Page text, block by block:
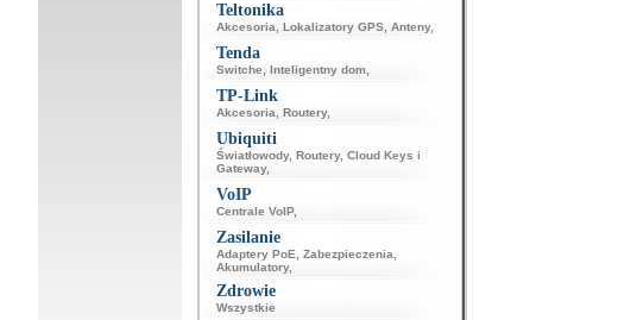
Teltonika
Akcesoria Lokalizatory GPS, Anteny,
Tenda
Switche Inteligentny dom,
TP-Link
Akcesoria Routery,
Ubiquiti
Światłowody, Routery, Cloud Keys i
Gateway,
VoIP
Centrale VoIP,
Zasilanie
Adaptery PoE Zabezpieczenia
Akumulatory,
Zdrowie
Wszystkie